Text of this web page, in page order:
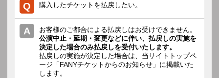
購入したチケットを払戻したい。
お客様のご都合による払戻しはお受けできません。
公演中止・延期・変更などに伴い、払戻しの実施を
決定した場合のみ払戻しを受付いたします。
払戻しの実施が決定した場合は、当サイトトップペ
ージ「FANYチケットからのお知らせ」に掲載いた
します。